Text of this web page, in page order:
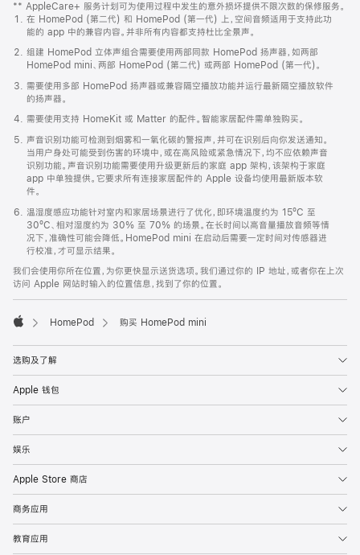
窗
口
中
打
开)
** AppleCare+ 服务计划可为使用过程中发生的意外损坏提供不限次数的保修服务。
在 HomePod (第二代) 和 HomePod (第一代) 上，空间音频适用于支持此功
能的 app 中的兼容内容。并非所有内容都支持杜比全景声。
组建 HomePod 立体声组合需要使用两部同款 HomePod 扬声器，如两部
HomePod mini、两部 HomePod (第二代) 或两部 HomePod (第一代)。
需要使用多部 HomePod 扬声器或兼容隔空播放功能并运行最新隔空播放软件
的扬声器。
需要使用支持 HomeKit 或 Matter 的配件。智能家居配件需单独购买。
声音识别功能可检测到烟雾和一氧化碳的警报声，并可在识别后向你发送通知。
当用户身处可能受到伤害的环境中，或在高风险或紧急情况下，均不应依赖声音
识别功能。声音识别功能需要使用升级更新后的家庭 app 架构，该架构于家庭
app 中单独提供。它要求所有连接家居配件的 Apple 设备均使用最新版本软
件。
温湿度感应功能针对室内和家居场景进行了优化，即环境温度约为 15ºC 至
30ºC、相对湿度约为 30% 至 70% 的场景。在长时间以高音量播放音频等情
况下，准确性可能会降低。HomePod mini 在启动后需要一定时间对传感器进
行校准，才可显示结果。
我们会使用你所在位置，为你更快显示送货选项。我们通过你的 IP 地址，或者你在上次
访问 Apple 网站时输入的位置信息，找到了你的位置。
HomePod 购买 HomePod mini
选购及了解
Apple 钱包
账户
娱乐
Apple Store 商店
商务应用
教育应用